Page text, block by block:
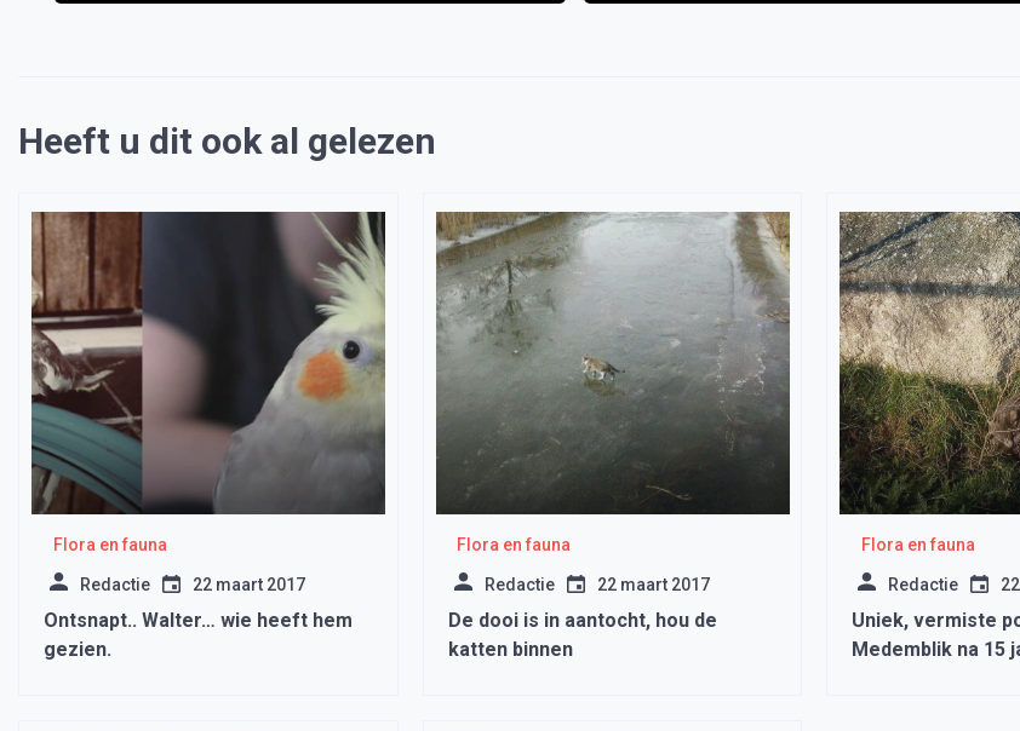
Heeft u dit ook al gelezen
Flora en fauna
Redactie 22 maart 2017
Ontsnapt.. Walter… wie heeft hem
gezien.
Flora en fauna
Redactie 22 maart 2017
De dooi is in aantocht, hou de
katten binnen
Flora en fauna
Redactie
Uniek, vermiste
Medemblik na 15